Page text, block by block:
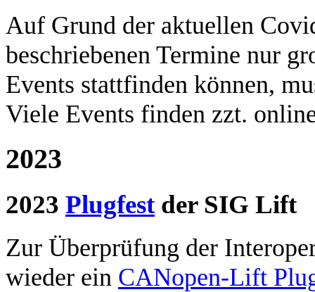
Auf Grund der aktuellen
beschriebenen Termine nur
Events stattfinden können,
Viele Events finden zzt.
2023
2023 Plugfestder SIG Lift
Zur Überprüfung der
wieder ein CANopen-Lift